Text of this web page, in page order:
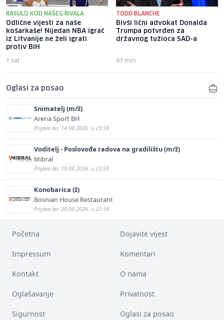
RASULO KOD NAŠEG RIVALA
Odlične vijesti za naše
košarkaše! Nijedan NBA igrač
iz Litvanije ne želi igrati
protiv BiH
1 sat
TODD BLANCHE
Bivši lični advokat Donalda
Trumpa potvrđen za
državnog tužioca SAD-a
47 min
Oglasi za posao
Snimatelj (m/ž)
Arena Sport BH
Prijava do: 14.08.2026. u 23:59
Voditelj - Poslovođa radova na gradilištu (m/ž)
Mibral
Prijava do: 19.08.2026. u 23:59
Konobarica (ž)
Bosnian House Restaurant
Prijava do: 20.08.2026. u 23:59
Početna Dojavite vijest
Impressum Komentari
Kontakt O nama
Oglašavanje Privatnost
Sigurnost Oglasi za posao